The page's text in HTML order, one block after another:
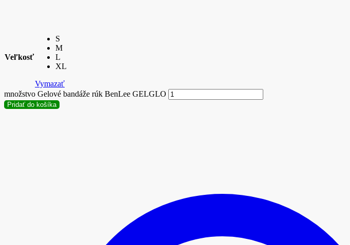
Veľkosť
S
M
L
XL
Vymazať
množstvo Gelové bandáže rúk BenLee GELGLO
Pridať do košíka